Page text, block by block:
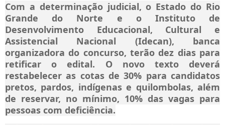
Com a determinação judicial, o Estado do Rio
Grande do Norte e o Instituto de
Desenvolvimento Educacional, Cultural e
Assistencial Nacional (Idecan), banca
organizadora do concurso, terão dez dias para
retificar o edital. O novo texto deverá
restabelecer as cotas de 30% para candidatos
pretos, pardos, indígenas e quilombolas, além
de reservar, no mínimo, 10% das vagas para
pessoas com deficiência.